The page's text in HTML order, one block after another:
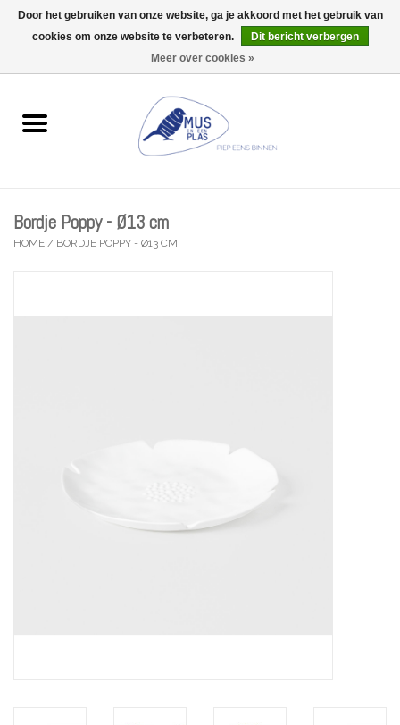
0 Artikelen - €0,00
Wenskaarten
Lifestyle
Bordje Poppy - Ø13 cm
HOME / BORDJE POPPY - Ø13 CM
Door het gebruiken van onze website, ga je akkoord met het gebruik van
cookies om onze website te verbeteren.
Dit bericht verbergen
Meer over cookies »
Wij zijn uitzonderlijk gesloten op Do 13/08